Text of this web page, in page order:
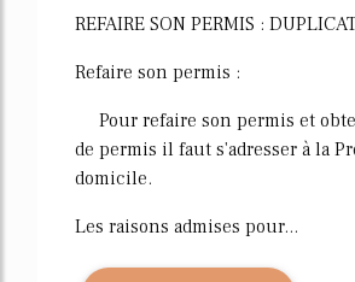
REFAIRE SON PERMIS :
Refaire son permis :
Pour refaire son permis et
de permis il faut s'adresser à la
domicile.
Les raisons admises pour...